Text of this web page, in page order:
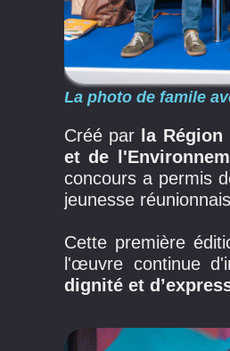
La photo de famile
Créé par la Région
et de
concours a permis
jeunesse
Cette première
l'œuvre continue
dignité et